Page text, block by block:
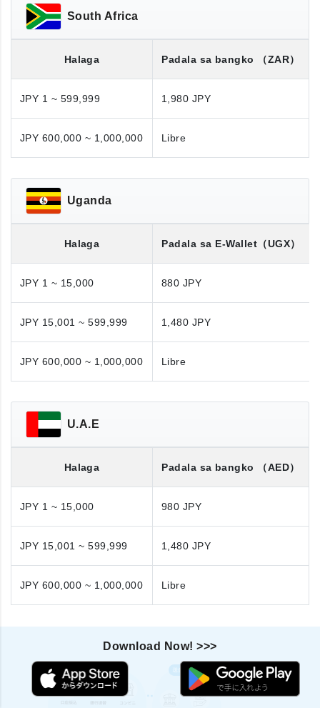
South Africa
Halaga Padala sa bangko （ZAR）
JPY 1 ~ 599,999 1,980 JPY
JPY 600,000 ~ 1,000,000 Libre
Uganda
Halaga Padala sa E-Wallet （UGX）
JPY 1 ~ 15,000
880 JPY
JPY 15,001 ~ 599,999
1,480 JPY
JPY 600,000 ~ 1,000,000 Libre
U.A.E
Halaga Padala sa bangko （AED）
JPY 1 ~ 15,000
980 JPY
JPY 15,001 ~ 599,999
1,480 JPY
JPY 600,000 ~ 1,000,000 Libre
Download Now! >>>